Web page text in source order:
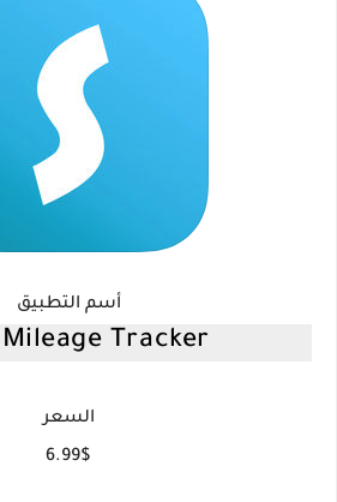
أسم التطبيق
Tracker
السعر
6.99$